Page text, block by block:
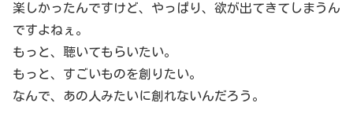
楽しかったんですけど、やっぱり、欲が出てきてしまうん
ですよねぇ。
もっと、聴いてもらいたい。
もっと、すごいものを創りたい。
なんで、あの人みたいに創れないんだろう。